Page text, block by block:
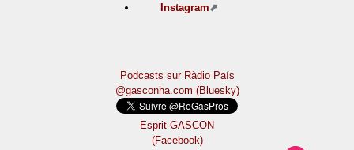
Instagram
Podcasts sur Ràdio País
@gasconha.com (Bluesky)
Esprit GASCON
(Facebook)